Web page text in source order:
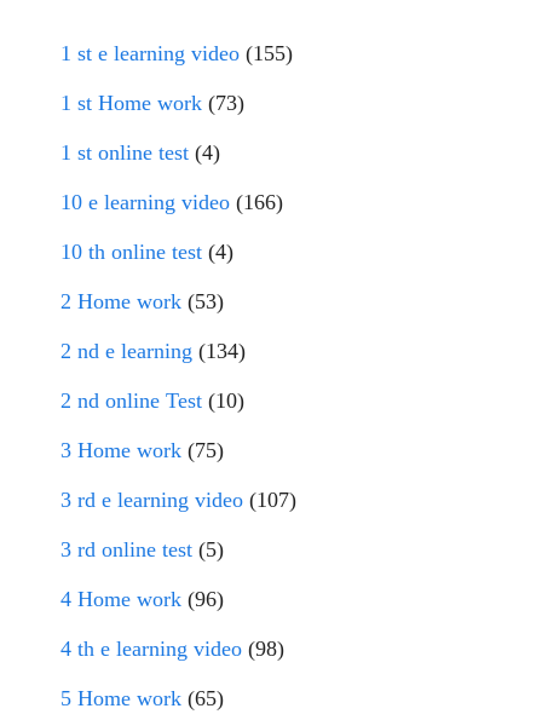
1 st e learning video (155)
1 st Home work (73)
1 st online test (4)
10 e learning video (166)
10 th online test (4)
2 Home work (53)
2 nd e learning (134)
2 nd online Test (10)
3 Home work (75)
3 rd e learning video (107)
3 rd online test (5)
4 Home work (96)
4 th e learning video (98)
5 Home work (65)